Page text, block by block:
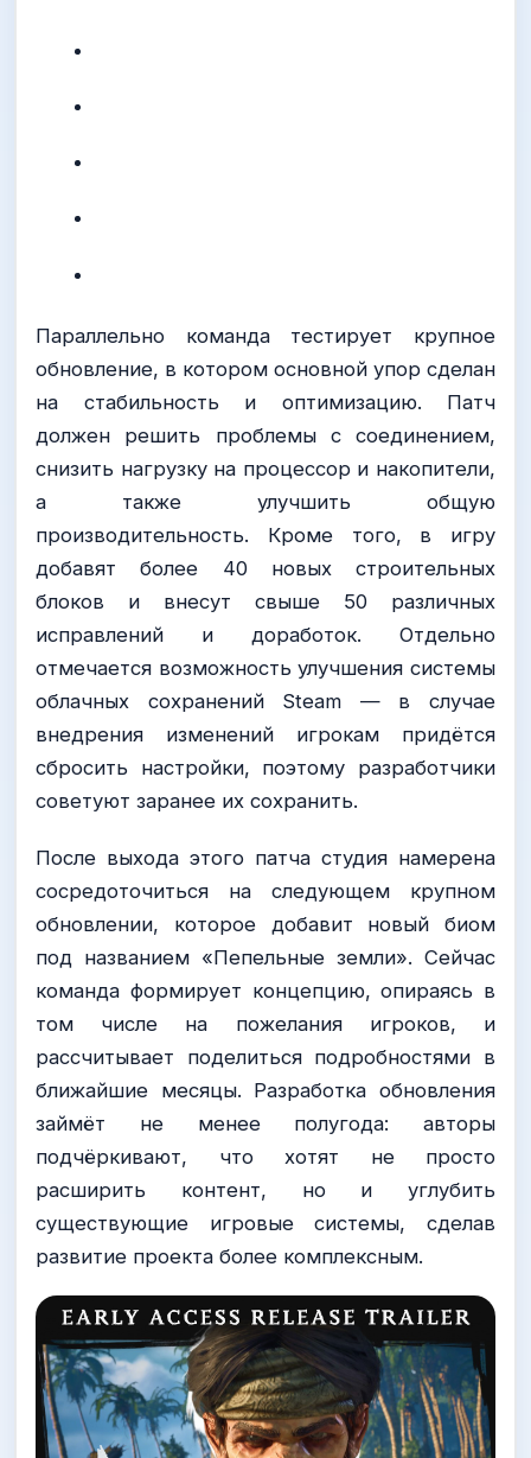
Параллельно команда тестирует крупное
обновление, в котором основной упор сделан
на стабильность и оптимизацию. Патч
должен решить проблемы с соединением,
снизить нагрузку на процессор и накопители,
а также улучшить общую
производительность. Кроме того, в игру
добавят более 40 новых строительных
блоков и внесут свыше 50 различных
исправлений и доработок. Отдельно
отмечается возможность улучшения системы
облачных сохранений Steam — в случае
внедрения изменений игрокам придётся
сбросить настройки, поэтому разработчики
советуют заранее их сохранить.
После выхода этого патча студия намерена
сосредоточиться на следующем крупном
обновлении, которое добавит новый биом
под названием «Пепельные земли». Сейчас
команда формирует концепцию, опираясь в
том числе на пожелания игроков, и
рассчитывает поделиться подробностями в
ближайшие месяцы. Разработка обновления
займёт не менее полугода: авторы
подчёркивают, что хотят не просто
расширить контент, но и углубить
существующие игровые системы, сделав
развитие проекта более комплексным.